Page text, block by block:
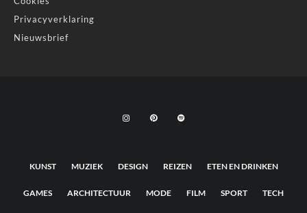
Privacyverklaring
Nieuwsbrief
KUNST MUZIEK DESIGN REIZEN ETEN EN DRINKEN
GAMES ARCHITECTUUR MODE FILM SPORT TECH